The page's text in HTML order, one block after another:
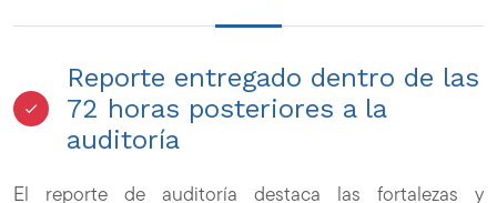
Reporte entregado dentro de las
72 horas posteriores a la
auditoría
El reporte de auditoría destaca las fortalezas y